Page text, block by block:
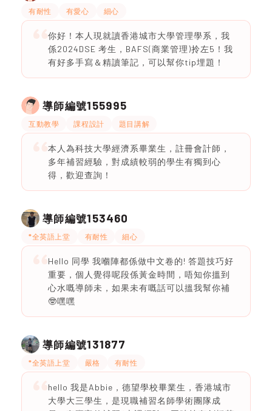
有耐性 有愛心 細心
你好！本人現就讀香港城市大學管理學系，我
係2024DSE 考生，BAFS(商業管理)拎左5！我
有好多手寫＆精讀筆記，可以幫你tip埋題！
導師編號155995
互動教學 課程設計 題目講解
本人為科技大學經濟系畢業生，註冊會計師，
多年補習經驗，對成績較弱的學生有獨到心
得，歡迎查詢！
導師編號153460
*全英語上堂 有耐性 細心
Hello 同學 我嗰陣都係做中文卷的! 答題技巧好
重要，個人覺得呢段係黃金時間，唔知你搵到
心水嘅導師未，如果未有嘅話可以搵我幫你補
🤓嘿嘿
導師編號131877
*全英語上堂 嚴格 有耐性
hello 我是Abbie，德望學校畢業生，香港城市
大學大三學生，是現職補習名師學術團隊成